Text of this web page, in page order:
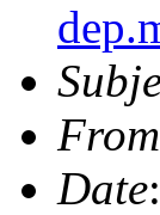
From
Date